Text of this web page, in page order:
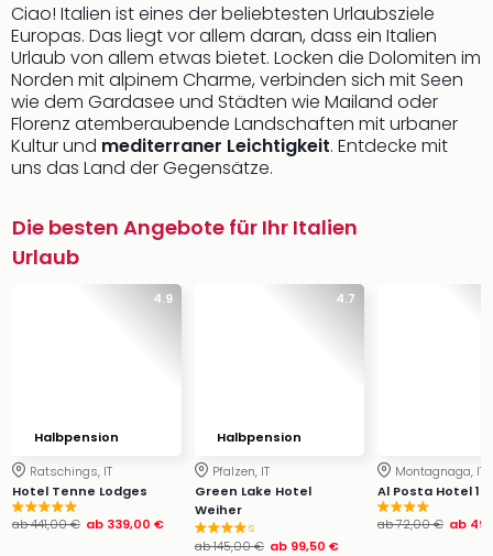
Ciao! Italien ist eines der beliebtesten Urlaubsziele
Europas. Das liegt vor allem daran, dass ein Italien
Urlaub von allem etwas bietet. Locken die Dolomiten im
Norden mit alpinem Charme, verbinden sich mit Seen
wie dem Gardasee und Städten wie Mailand oder
Florenz atemberaubende Landschaften mit urbaner
Kultur und mediterraner Leichtigkeit. Entdecke mit
uns das Land der Gegensätze.
Die besten Angebote für Ihr Italien
Urlaub
4.9
Halbpension
Ratschings, IT
Hotel Tenne Lodges
ab441,00 € ab 339,00 €
4.7
Halbpension
Pfalzen, IT
Green Lake Hotel
Weiher
s
ab145,00 € ab 99,50 €
Montagnaga, IT
Al Posta Hotel
ab72,00 € ab